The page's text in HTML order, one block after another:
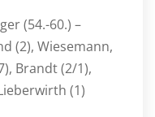
(54.-60.) –
(2), Wiesemann,
Brandt (2/1),
(1)